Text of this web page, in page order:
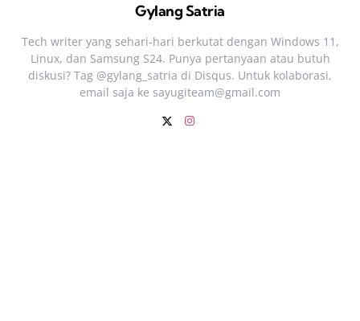
Gylang Satria
Tech writer yang sehari‑hari berkutat dengan Windows 11,
Linux, dan Samsung S24. Punya pertanyaan atau butuh
diskusi? Tag @gylang_satria di Disqus. Untuk kolaborasi,
email saja ke sayugiteam@gmail.com